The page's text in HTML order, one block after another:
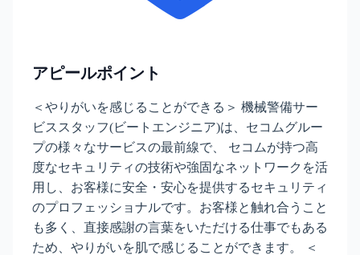
アピールポイント
＜やりがいを感じることができる＞ 機械警備サー
ビススタッフ(ビートエンジニア)は、セコムグルー
プの様々なサービスの最前線で、 セコムが持つ高
度なセキュリティの技術や強固なネットワークを活
用し、お客様に安全・安心を提供するセキュリティ
のプロフェッショナルです。お客様と触れ合うこと
も多く、直接感謝の言葉をいただける仕事でもある
ため、やりがいを肌で感じることができます。 ＜